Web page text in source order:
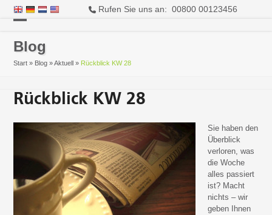
Rufen Sie uns an: 00800 00123456
mobile
mobile
Blog
Start » Blog »Aktuell » Rückblick KW 28
Rückblick KW 28
Sie haben den
Überblick
verloren, was
die Woche
alles passiert
ist? Macht
nichts – wir
geben Ihnen